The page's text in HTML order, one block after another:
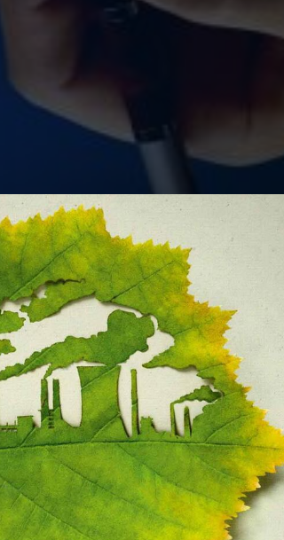
ЕКОЛОГО-ПРАВОВА ПІДТРИМКА